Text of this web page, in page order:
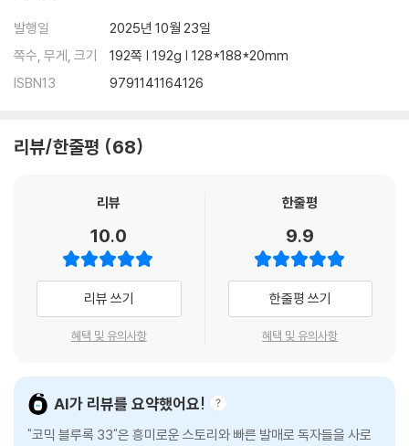
발행일
2025년 10월 23일
쪽수, 무게, 크기
192쪽 | 192g | 128*188*20mm
ISBN13
9791141164126
리뷰/한줄평 68
리뷰
10.0
리뷰 쓰기
혜택 및 유의사항
한줄평
9.9
한줄평 쓰기
혜택 및 유의사항
AI가 리뷰를 요약했어요!
"코믹 블루록 33"은 흥미로운 스토리와 빠른 발매로 독자들을 사로